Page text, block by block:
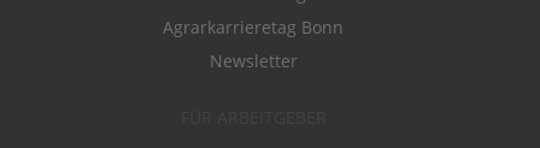
Agrarkarrieretag Bonn
Newsletter